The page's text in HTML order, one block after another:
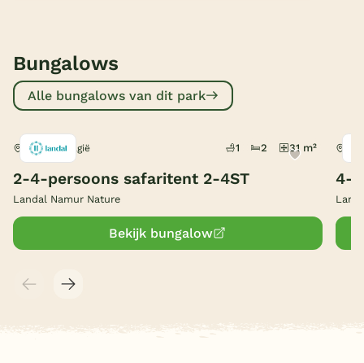
Limburg
Duitsland
Blog
Onze e-boeken
Bungalows
Alle bungalows van dit park
Gesves, België 1 2 31 m²
2-4-persoons safaritent 2-4ST
Landal Namur Nature
Bekijk bungalow
4-